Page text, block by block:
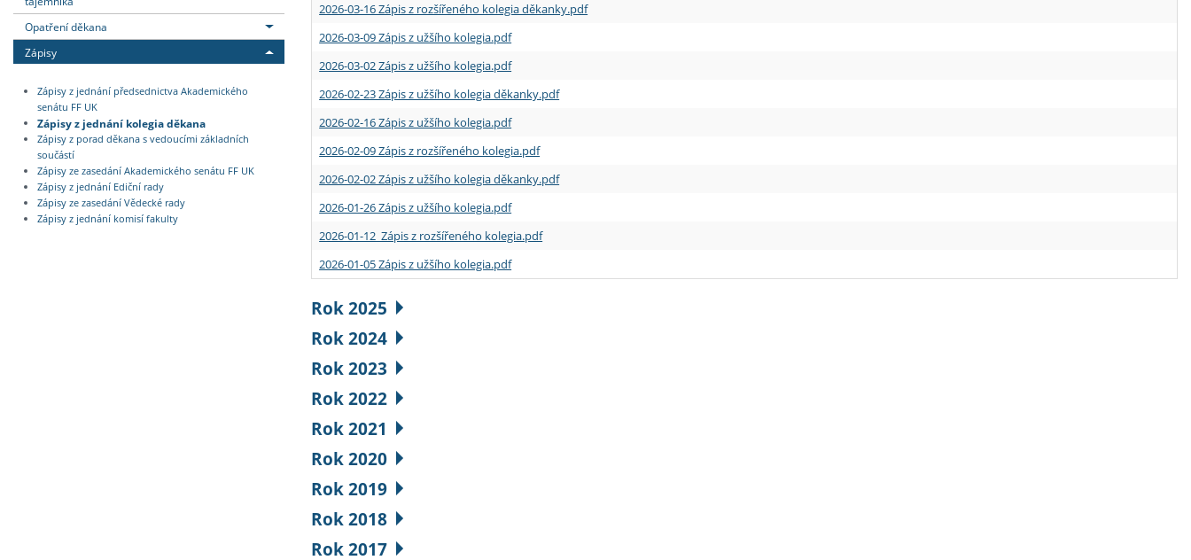
Opatření děkana
Zápisy
Zápisy z jednání předsednictva Akademického
senátu FF UK
Zápisy z jednání kolegia děkana
Zápisy z porad děkana s vedoucími základních
součástí
Zápisy ze zasedání Akademického senátu FF UK
Zápisy z jednání Ediční rady
Zápisy ze zasedání Vědecké rady
Zápisy z jednání komisí fakulty
2026-03-16 Zápis z rozšířeného kolegia děkanky.pdf
2026-03-09 Zápis z užšího kolegia.pdf
2026-03-02 Zápis z užšího kolegia.pdf
2026-02-23 Zápis z užšího kolegia děkanky.pdf
2026-02-16 Zápis z užšího kolegia.pdf
2026-02-09 Zápis z rozšířeného kolegia.pdf
2026-02-02 Zápis z užšího kolegia děkanky.pdf
2026-01-26 Zápis z užšího kolegia.pdf
2026-01-12 Zápis z rozšířeného kolegia.pdf
2026-01-05 Zápis z užšího kolegia.pdf
Rok 2025
Rok 2024
Rok 2023
Rok 2022
Rok 2021
Rok 2020
Rok 2019
Rok 2018
Rok 2017